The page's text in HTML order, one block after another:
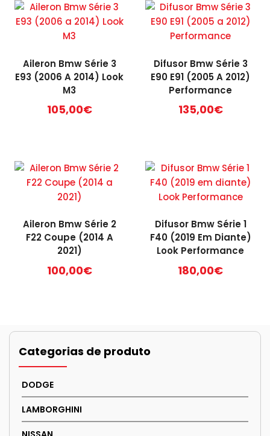
Aileron Bmw Série 3
E93 (2006 A 2014) Look
M3
105,00€
Difusor Bmw Série 3
E90 E91 (2005 A 2012)
Performance
135,00€
Aileron Bmw Série 2
F22 Coupe (2014 A
2021)
100,00€
Difusor Bmw Série 1
F40 (2019 Em Diante)
Look Performance
180,00€
Categorias de produto
DODGE
LAMBORGHINI